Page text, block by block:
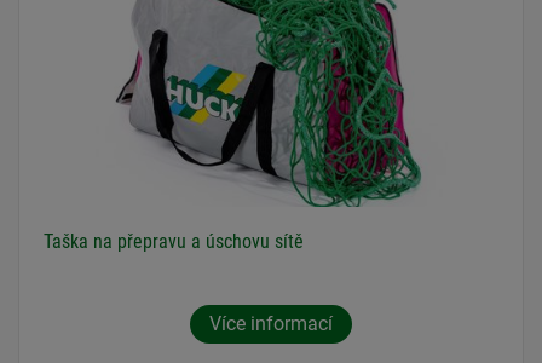
Taška na přepravu a úschovu sítě
Více informací